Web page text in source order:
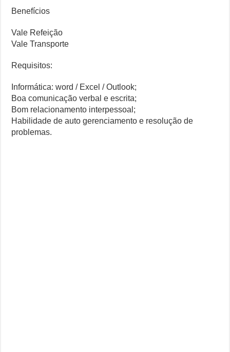
Benefícios
Vale Refeição
Vale Transporte
Requisitos:
Informática: word / Excel / Outlook;
Boa comunicação verbal e escrita;
Bom relacionamento interpessoal;
Habilidade de auto gerenciamento e resolução de
problemas.